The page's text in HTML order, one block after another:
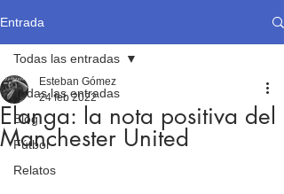
Entrada
Todas las entradas
Blog
Fútbol
Relatos
Todas las entradas
Elanga: la nota positiva del
Manchester United
Esteban Gómez
24 feb 2022